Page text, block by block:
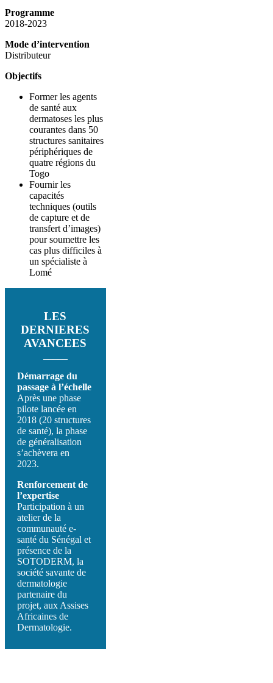
Programme
2018-2023
Mode d’intervention
Distributeur
Objectifs
Former les agents
de santé aux
dermatoses les plus
courantes dans 50
structures sanitaires
périphériques de
quatre régions du
Togo
Fournir les
capacités
techniques (outils
de capture et de
transfert d’images)
pour soumettre les
cas plus difficiles à
un spécialiste à
Lomé
LES
DERNIERES
AVANCEES
Démarrage du
passage à l’échelle
Après une phase
pilote lancée en
2018 (20 structures
de santé), la phase
de généralisation
s’achèvera en
2023.
Renforcement de
l’expertise
Participation à un
atelier de la
communauté e-
santé du Sénégal et
présence de la
SOTODERM, la
société savante de
dermatologie
partenaire du
projet, aux Assises
Africaines de
Dermatologie.